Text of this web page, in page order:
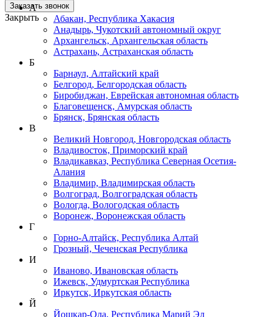
Заказать звонок
Закрыть
А
Абакан, Республика Хакасия
Анадырь, Чукотский автономный округ
Архангельск, Архангельская область
Астрахань, Астраханская область
Б
Барнаул, Алтайский край
Белгород, Белгородская область
Биробиджан, Еврейская автономная область
Благовещенск, Амурская область
Брянск, Брянская область
В
Великий Новгород, Новгородская область
Владивосток, Приморский край
Владикавказ, Республика Северная Осетия-
Алания
Владимир, Владимирская область
Волгоград, Волгоградская область
Вологда, Вологодская область
Воронеж, Воронежская область
Г
Горно-Алтайск, Республика Алтай
Грозный, Чеченская Республика
И
Иваново, Ивановская область
Ижевск, Удмуртская Республика
Иркутск, Иркутская область
Й
Йошкар-Ола, Республика Марий Эл